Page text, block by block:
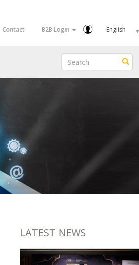
Contact B2B Login
Select
language
Search Search
LATEST NEWS